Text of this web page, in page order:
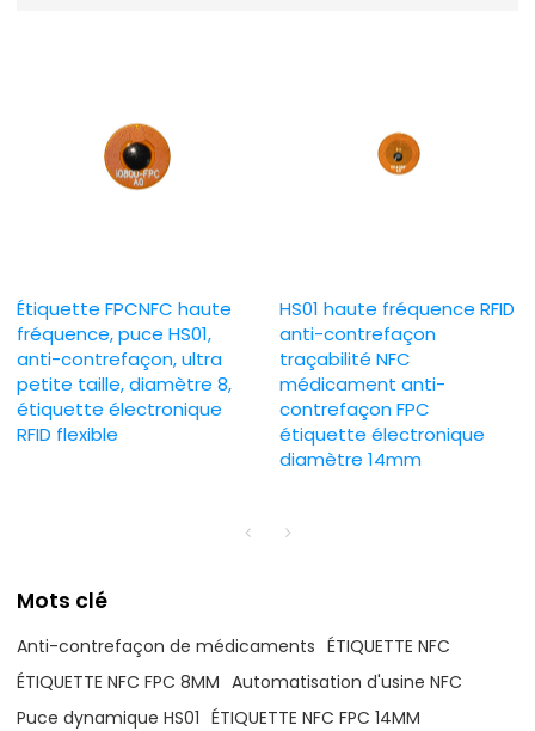
Étiquette FPCNFC haute
fréquence, puce HS01,
anti-contrefaçon, ultra
petite taille, diamètre 8,
étiquette électronique
RFID flexible
HS01 haute fréquence RFID
anti-contrefaçon
traçabilité NFC
médicament anti-
contrefaçon FPC
étiquette électronique
diamètre 14mm
Mots clé
Anti-contrefaçon de médicaments ÉTIQUETTE NFC
ÉTIQUETTE NFC FPC 8MM Automatisation d'usine NFC
Puce dynamique HS01 ÉTIQUETTE NFC FPC 14MM